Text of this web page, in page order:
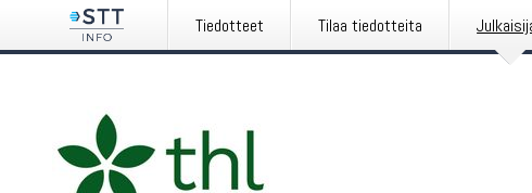
Tiedotteet Tilaa tiedotteita